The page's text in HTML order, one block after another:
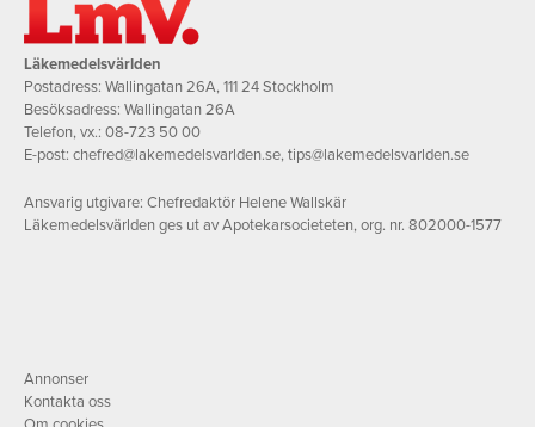
Läkemedelsvärlden
Postadress: Wallingatan 26A, 111 24 Stockholm
Besöksadress: Wallingatan 26A
Telefon, vx.: 08-723 50 00
E-post: chefred@lakemedelsvarlden.se,tips@lakemedelsvarlden.se
Ansvarig utgivare: Chefredaktör Helene Wallskär
Läkemedelsvärlden ges ut av Apotekarsocieteten, org. nr. 802000-1577
Annonser
Kontakta oss